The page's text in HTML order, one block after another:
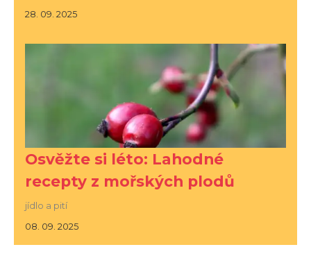
28. 09. 2025
Osvěžte si léto: Lahodné
recepty z mořských plodů
jídlo a pití
08. 09. 2025